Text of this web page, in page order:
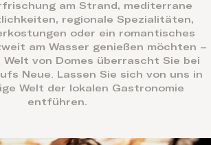
am Strand, mediterrane
regionale Spezialitäten,
oder ein romantisches
am Wasser genießen möchten –
Welt von Domes überrascht Sie bei
Neue. Lassen Sie sich von uns in
Welt der lokalen Gastronomie
entführen.